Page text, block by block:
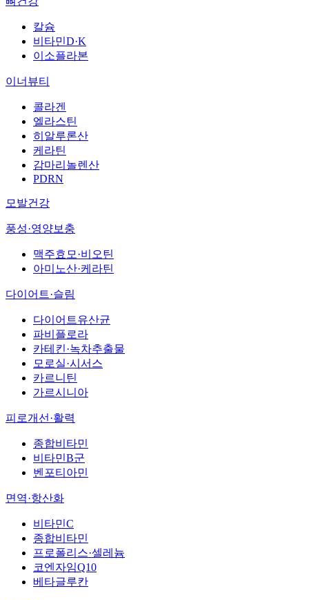
칼슘
비타민D·K
이소플라본
이너뷰티
콜라겐
엘라스틴
히알루론산
케라틴
감마리놀렌산
PDRN
모발건강
풍성·영양보충
맥주효모·비오틴
아미노산·케라틴
다이어트·슬림
다이어트유산균
파비플로라
카테킨·녹차추출물
모로실·시서스
카르니틴
가르시니아
피로개선·활력
종합비타민
비타민B군
벤포티아민
면역·항산화
비타민C
종합비타민
프로폴리스·셀레늄
코엔자임Q10
베타글루칸